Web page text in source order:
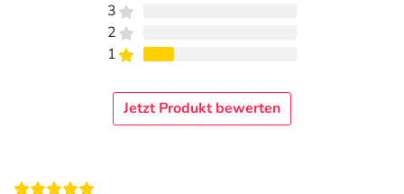
3
2
1
Jetzt Produkt bewerten